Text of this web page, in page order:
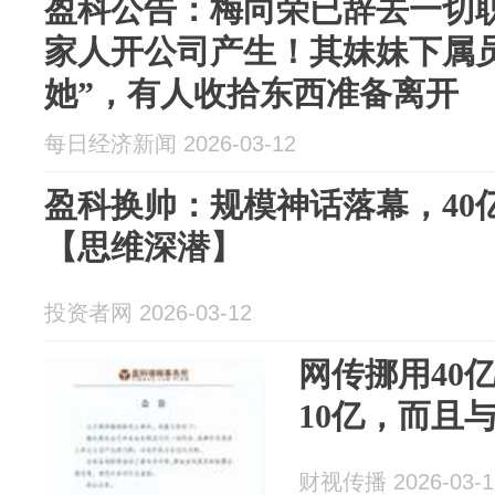
盈科公告：梅向荣已辞去一切
家人开公司产生！其妹妹下属
她”，有人收拾东西准备离开
每日经济新闻 2026-03-12
盈科换帅：规模神话落幕，40
【思维深潜】
投资者网 2026-03-12
网传挪用40
10亿，而且
财视传播 2026-03-